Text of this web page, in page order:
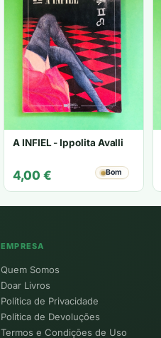
A INFIEL - Ippolita Avalli
4,00 € Bom
EMPRESA
Quem Somos
Doar Livros
Política de Privacidade
Política de Devoluções
Termos e Condições de Uso